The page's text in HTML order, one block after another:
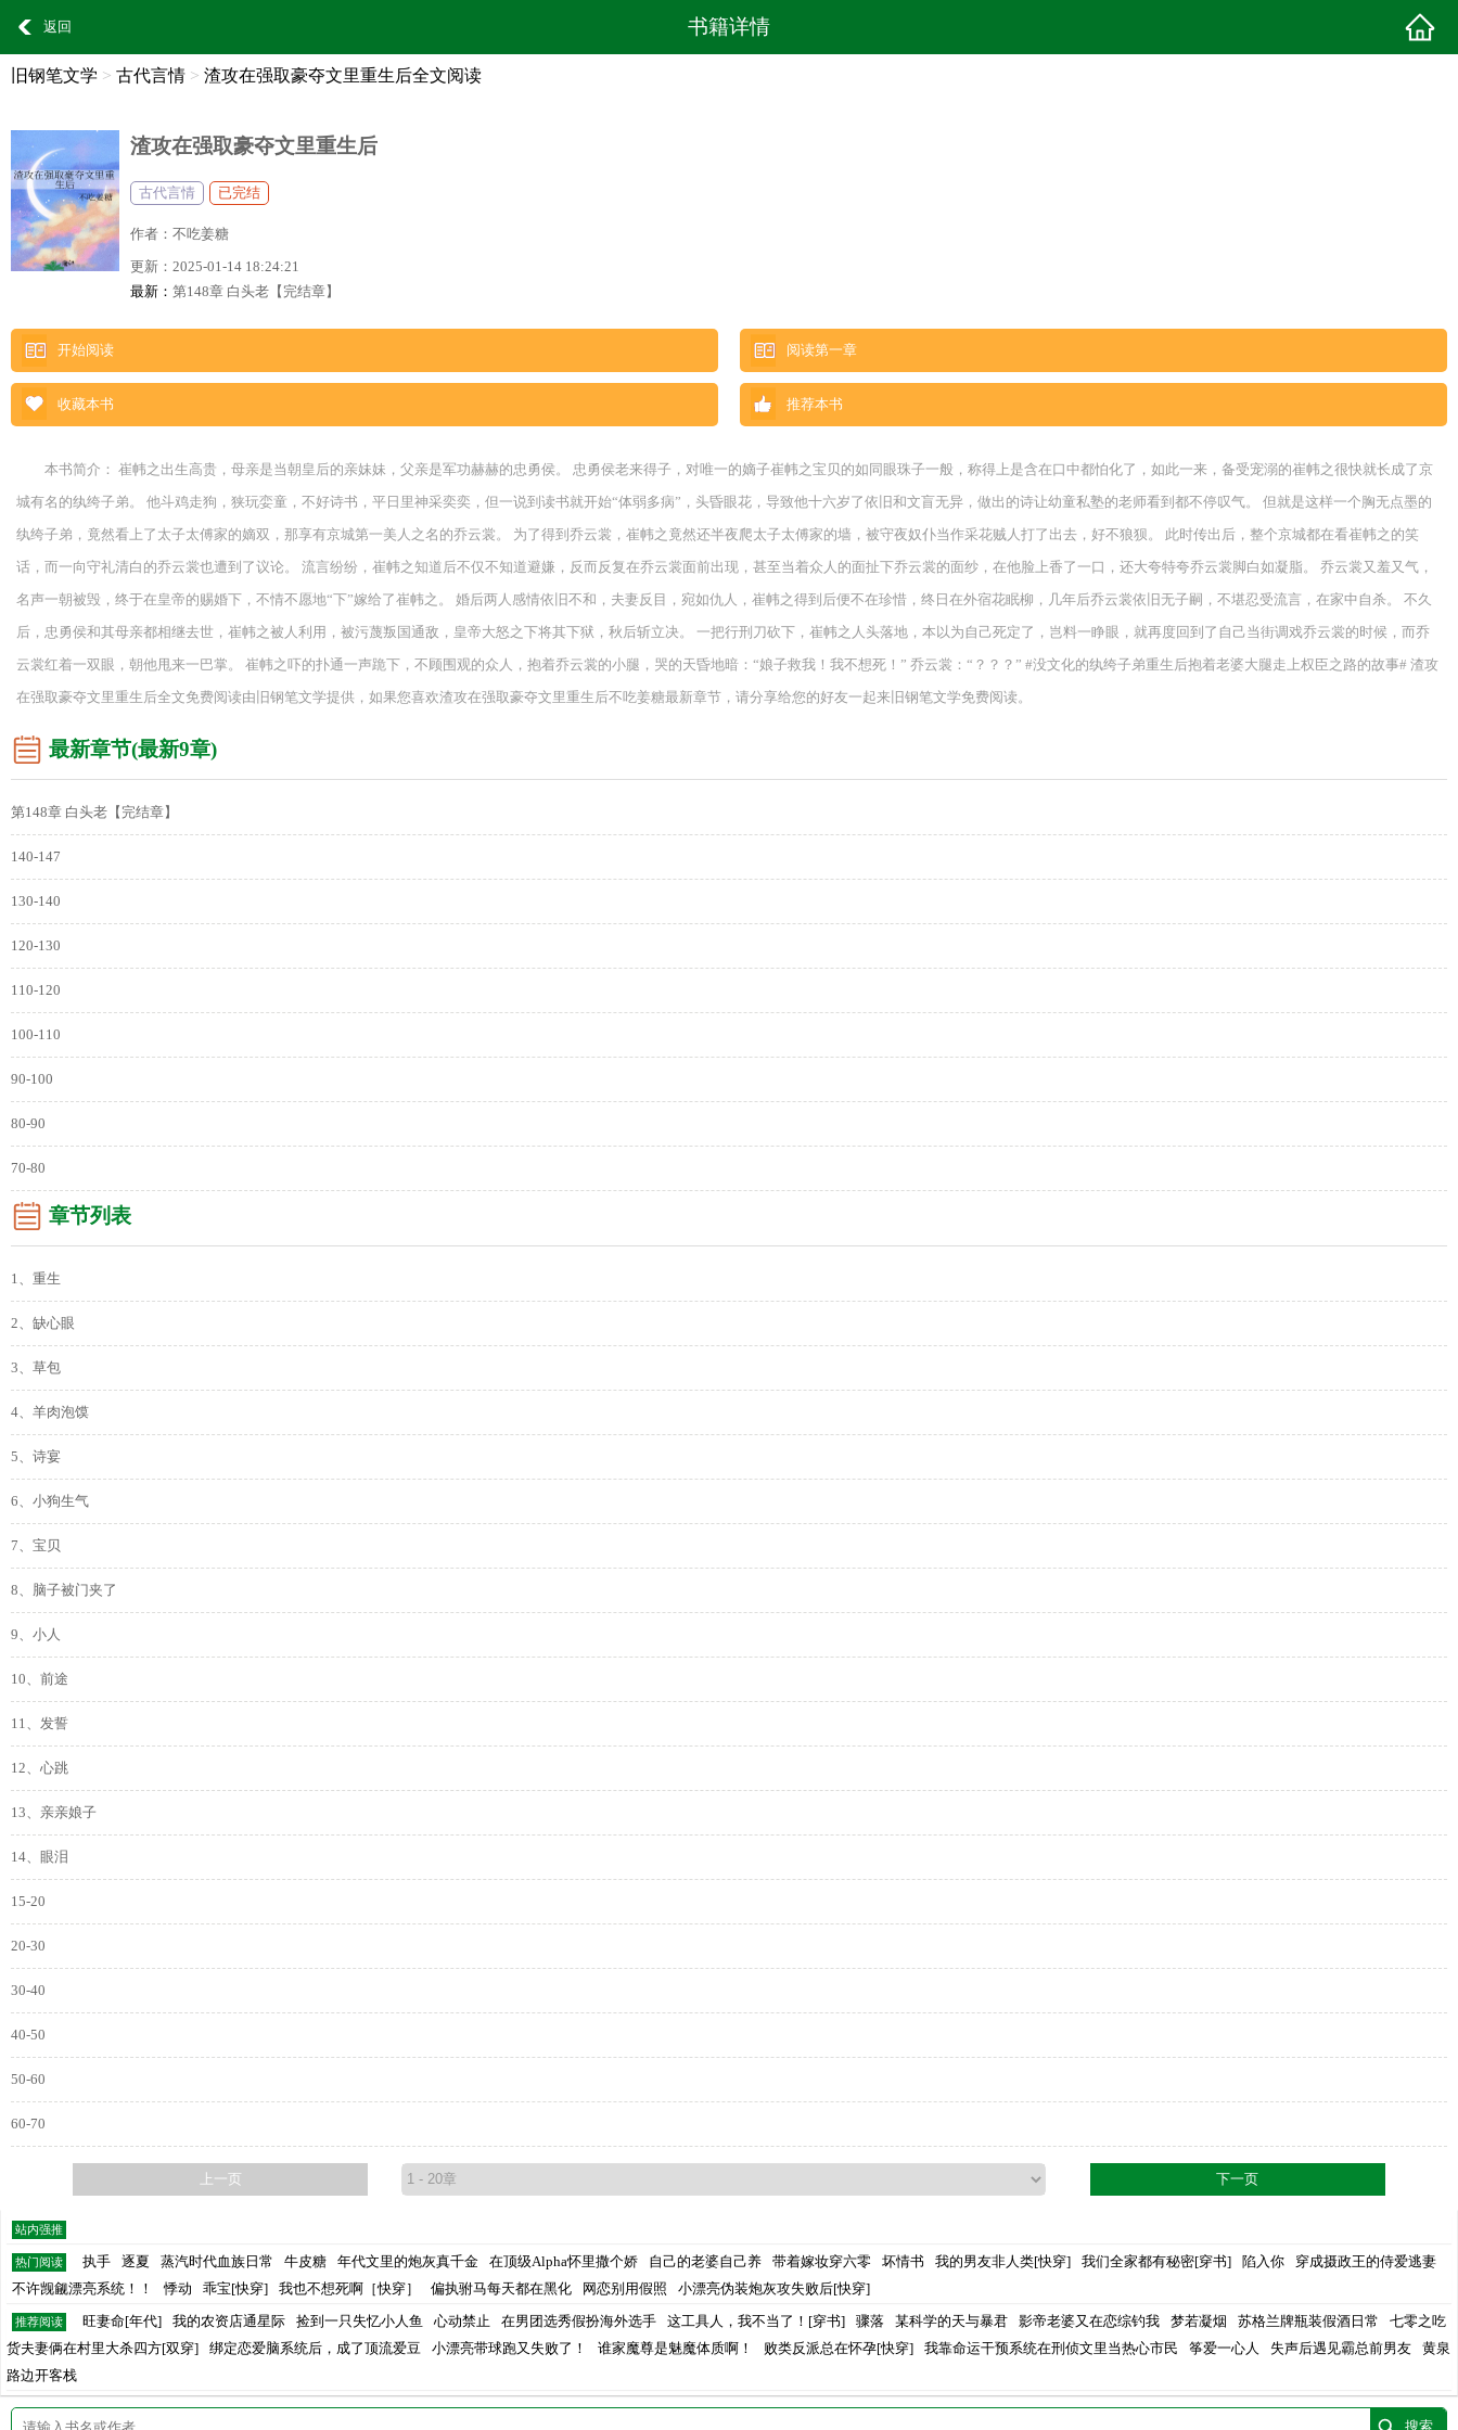
返回 书籍详情
旧钢笔文学 > 古代言情 > 渣攻在强取豪夺文里重生后全文阅读
渣攻在强取豪夺文里重生后
古代言情 已完结
作者： 不吃姜糖
更新： 2025-01-14 18:24:21
最新： 第148章 白头老【完结章】
开始阅读 阅读第一章
收藏本书 推荐本书
本书简介： 崔帏之出生高贵，母亲是当朝皇后的亲妹妹，父亲是军功赫赫的忠勇侯。 忠勇侯老来得子，对唯一的嫡子崔帏之宝贝的如同眼珠子一般，称得上是含在口中都怕化了，如此一来，备受宠溺的崔帏之很快就长成了京
城有名的纨绔子弟。 他斗鸡走狗，狭玩娈童，不好诗书，平日里神采奕奕，但一说到读书就开始“体弱多病”，头昏眼花，导致他十六岁了依旧和文盲无异，做出的诗让幼童私塾的老师看到都不停叹气。 但就是这样一个胸无点墨的
纨绔子弟，竟然看上了太子太傅家的嫡双，那享有京城第一美人之名的乔云裳。 为了得到乔云裳，崔帏之竟然还半夜爬太子太傅家的墙，被守夜奴仆当作采花贼人打了出去，好不狼狈。 此时传出后，整个京城都在看崔帏之的笑
话，而一向守礼清白的乔云裳也遭到了议论。 流言纷纷，崔帏之知道后不仅不知道避嫌，反而反复在乔云裳面前出现，甚至当着众人的面扯下乔云裳的面纱，在他脸上香了一口，还大夸特夸乔云裳脚白如凝脂。 乔云裳又羞又气，
名声一朝被毁，终于在皇帝的赐婚下，不情不愿地“下”嫁给了崔帏之。 婚后两人感情依旧不和，夫妻反目，宛如仇人，崔帏之得到后便不在珍惜，终日在外宿花眠柳，几年后乔云裳依旧无子嗣，不堪忍受流言，在家中自杀。 不久
后，忠勇侯和其母亲都相继去世，崔帏之被人利用，被污蔑叛国通敌，皇帝大怒之下将其下狱，秋后斩立决。 一把行刑刀砍下，崔帏之人头落地，本以为自己死定了，岂料一睁眼，就再度回到了自己当街调戏乔云裳的时候，而乔
云裳红着一双眼，朝他甩来一巴掌。 崔帏之吓的扑通一声跪下，不顾围观的众人，抱着乔云裳的小腿，哭的天昏地暗：“娘子救我！我不想死！” 乔云裳：“？？？” #没文化的纨绔子弟重生后抱着老婆大腿走上权臣之路的故事# 渣攻
在强取豪夺文里重生后全文免费阅读由旧钢笔文学提供，如果您喜欢渣攻在强取豪夺文里重生后不吃姜糖最新章节，请分享给您的好友一起来旧钢笔文学免费阅读。
最新章节(最新9章)
第148章 白头老【完结章】
140-147
130-140
120-130
110-120
100-110
90-100
80-90
70-80
章节列表
1、重生
2、缺心眼
3、草包
4、羊肉泡馍
5、诗宴
6、小狗生气
7、宝贝
8、脑子被门夹了
9、小人
10、前途
11、发誓
12、心跳
13、亲亲娘子
14、眼泪
15-20
20-30
30-40
40-50
50-60
60-70
上一页 下一页
站内强推
热门阅读 执手 逐夏 蒸汽时代血族日常 牛皮糖 年代文里的炮灰真千金 在顶级Alpha怀里撒个娇 自己的老婆自己养 带着嫁妆穿六零 坏情书 我的男友非人类[快穿] 我们全家都有秘密[穿书] 陷入你
穿成摄政王的侍爱逃妻
不许觊觎漂亮系统！！
悸动 乖宝[快穿] 我也不想死啊［快穿］ 偏执驸马每天都在黑化 网恋别用假照 小漂亮伪装炮灰攻失败后[快穿]
推荐阅读 旺妻命[年代] 我的农资店通星际 捡到一只失忆小人鱼 心动禁止 在男团选秀假扮海外选手 这工具人，我不当了！[穿书] 骤落 某科学的天与暴君 影帝老婆又在恋综钓我 梦若凝烟 苏格兰牌瓶装假酒日常
七零之吃
货夫妻俩在村里大杀四方[双穿]
绑定恋爱脑系统后，成了顶流爱豆 小漂亮带球跑又失败了！ 谁家魔尊是魅魔体质啊！ 败类反派总在怀孕[快穿] 我靠命运干预系统在刑侦文里当热心市民 筝爱一心人 失声后遇见霸总前男友
黄泉
路边开客栈